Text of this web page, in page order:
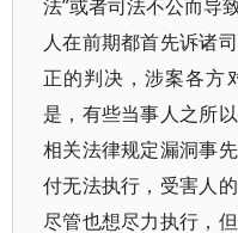
法”或者司法不公而导
人在前期都首先诉诸
正的判决，涉案各方
是，有些当事人之所
相关法律规定漏洞事
付无法执行，受害人
尽管也想尽力执行，